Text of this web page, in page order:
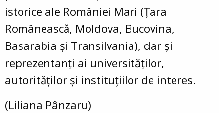
istorice ale României Mari (Țara
Românească, Moldova, Bucovina,
Basarabia și Transilvania), dar și
reprezentanţi ai universităților,
autorităţilor și instituțiilor de interes.
(Liliana Pânzaru)